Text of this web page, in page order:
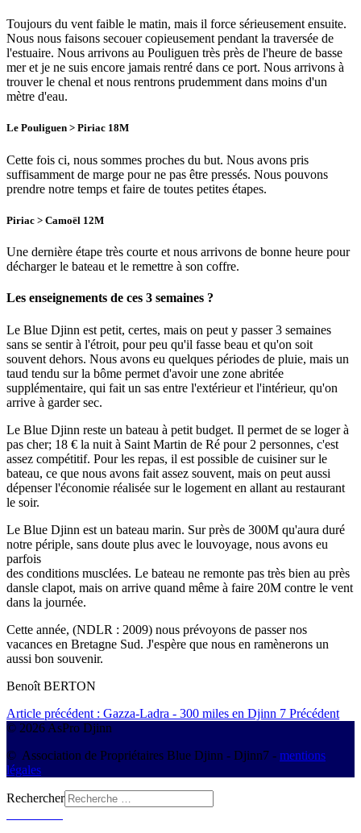
Toujours du vent faible le matin, mais il force sérieusement ensuite.
Nous nous faisons secouer copieusement pendant la traversée de
l'estuaire. Nous arrivons au Pouliguen très près de l'heure de basse
mer et je ne suis encore jamais rentré dans ce port. Nous arrivons à
trouver le chenal et nous rentrons prudemment dans moins d'un
mètre d'eau.
Le Pouliguen > Piriac 18M
Cette fois ci, nous sommes proches du but. Nous avons pris
suffisamment de marge pour ne pas être pressés. Nous pouvons
prendre notre temps et faire de toutes petites étapes.
Piriac > Camoël 12M
Une dernière étape très courte et nous arrivons de bonne heure pour
décharger le bateau et le remettre à son coffre.
Les enseignements de ces 3 semaines ?
Le Blue Djinn est petit, certes, mais on peut y passer 3 semaines
sans se sentir à l'étroit, pour peu qu'il fasse beau et qu'on soit
souvent dehors. Nous avons eu quelques périodes de pluie, mais un
taud tendu sur la bôme permet d'avoir une zone abritée
supplémentaire, qui fait un sas entre l'extérieur et l'intérieur, qu'on
arrive à garder sec.
Le Blue Djinn reste un bateau à petit budget. Il permet de se loger à
pas cher; 18 € la nuit à Saint Martin de Ré pour 2 personnes, c'est
assez compétitif. Pour les repas, il est possible de cuisiner sur le
bateau, ce que nous avons fait assez souvent, mais on peut aussi
dépenser l'économie réalisée sur le logement en allant au restaurant
le soir.
Le Blue Djinn est un bateau marin. Sur près de 300M qu'aura duré
notre périple, sans doute plus avec le louvoyage, nous avons eu
parfois
des conditions musclées. Le bateau ne remonte pas très bien au près
dansle clapot, mais on arrive quand même à faire 20M contre le vent
dans la journée.
Cette année, (NDLR : 2009) nous prévoyons de passer nos
vacances en Bretagne Sud. J'espère que nous en ramènerons un
aussi bon souvenir.
Benoît BERTON
Article précédent : Gazza-Ladra - 300 miles en Djinn 7 Précédent
© 2026 AsPro Djinn
© Association de Propriétaires Blue Djinn - Djinn7 - mentions
légales
Rechercher